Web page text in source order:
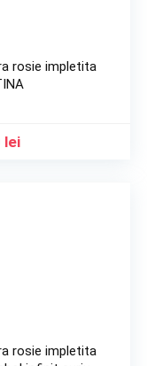
rosie impletita
lei
rosie impletita